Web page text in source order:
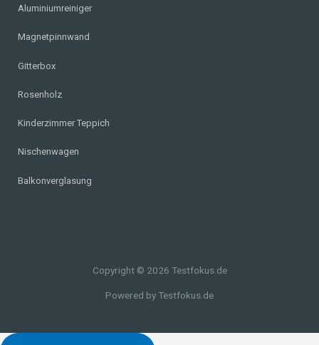
Aluminiumreiniger
Magnetpinnwand
Gitterbox
Rosenholz
Kinderzimmer Teppich
Nischenwagen
Balkonverglasung
Copyright © 2026 Testfokus.de
Powered by Testfokus.de